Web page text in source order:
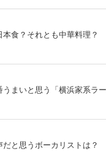
本食？それとも中華料理？
うまいと思う「横浜家系ラ
と思うボーカリストは？